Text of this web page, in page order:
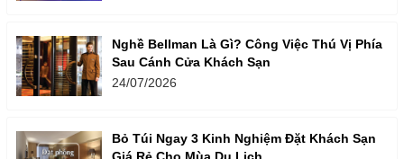
Nghề Bellman Là Gì? Công Việc Thú Vị Phía
Sau Cánh Cửa Khách Sạn
24/07/2026
Bỏ Túi Ngay 3 Kinh Nghiệm Đặt Khách Sạn